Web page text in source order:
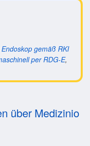
Endoskop gemäß RKI
per RDG-E,
über Medizinio